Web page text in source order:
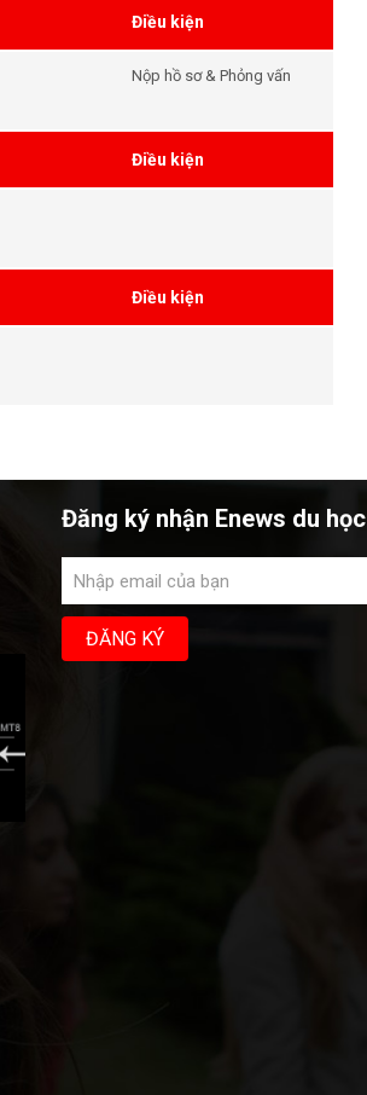
chương trình MBA; Sinh
viên đã nhân học bổng
Điều kiện
Nộp hồ sơ & Phỏng vấn
Điều kiện
Điều kiện
Đăng ký nhận Enews du học